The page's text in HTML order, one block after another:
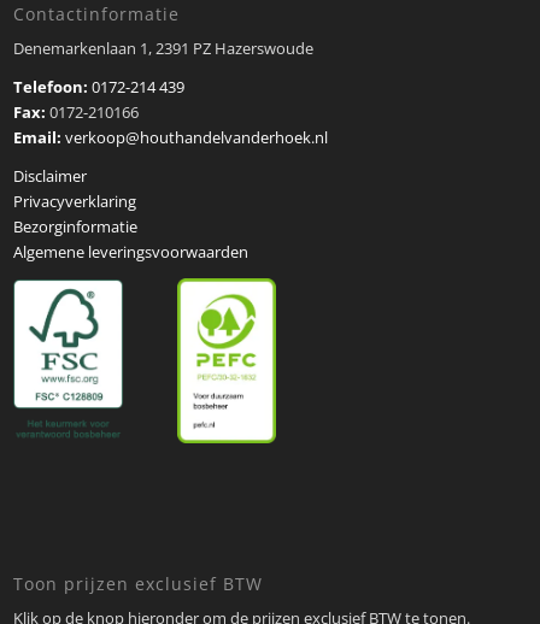
Contactinformatie
Denemarkenlaan 1, 2391 PZ Hazerswoude
Telefoon:0172-214 439
Fax:0172-210166
Email: verkoop@houthandelvanderhoek.nl
Disclaimer
Privacyverklaring
Bezorginformatie
Algemene leveringsvoorwaarden
Toon prijzen exclusief BTW
Klik op de knop hieronder om de prijzen exclusief BTW te tonen.